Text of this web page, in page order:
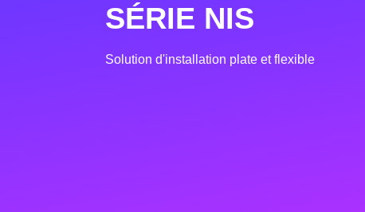
SÉRIE NIS
Solution d'installation plate et flexible